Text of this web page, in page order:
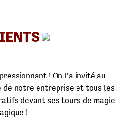
! On l'a invité au
de notre entreprise et tous les
devant ses tours de magie.
!